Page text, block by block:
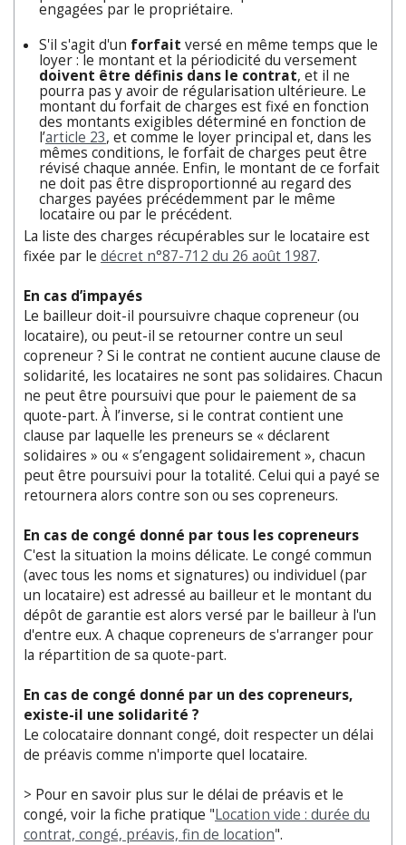
engagées par le propriétaire.
S'il s'agit d'un forfait versé en même temps que le
loyer : le montant et la périodicité du versement
doivent être définis dans le contrat, et il ne
pourra pas y avoir de régularisation ultérieure. Le
montant du forfait de charges est fixé en fonction
des montants exigibles déterminé en fonction de
l’article 23, et comme le loyer principal et, dans les
mêmes conditions, le forfait de charges peut être
révisé chaque année. Enfin, le montant de ce forfait
ne doit pas être disproportionné au regard des
charges payées précédemment par le même
locataire ou par le précédent.
La liste des charges récupérables sur le locataire est
fixée par le décret n°87-712 du 26 août 1987.
En cas d’impayés
Le bailleur doit-il poursuivre chaque copreneur (ou
locataire), ou peut-il se retourner contre un seul
copreneur ? Si le contrat ne contient aucune clause de
solidarité, les locataires ne sont pas solidaires. Chacun
ne peut être poursuivi que pour le paiement de sa
quote-part. À l’inverse, si le contrat contient une
clause par laquelle les preneurs se « déclarent
solidaires » ou « s’engagent solidairement », chacun
peut être poursuivi pour la totalité. Celui qui a payé se
retournera alors contre son ou ses copreneurs.
En cas de congé donné par tous les copreneurs
C'est la situation la moins délicate. Le congé commun
(avec tous les noms et signatures) ou individuel (par
un locataire) est adressé au bailleur et le montant du
dépôt de garantie est alors versé par le bailleur à l'un
d'entre eux. A chaque copreneurs de s'arranger pour
la répartition de sa quote-part.
En cas de congé donné par un des copreneurs,
existe-il une solidarité ?
Le colocataire donnant congé, doit respecter un délai
de préavis comme n'importe quel locataire.
> Pour en savoir plus sur le délai de préavis et le
congé, voir la fiche pratique "Location vide : durée du
contrat, congé, préavis, fin de location".